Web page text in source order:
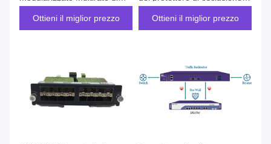
NetTAP e RUBINETTO in-
linea di Ethernet
Ottieni il miglior prezzo
ed il RUBINETTO in-linea di
Ethernet
Ottieni il miglior prezzo